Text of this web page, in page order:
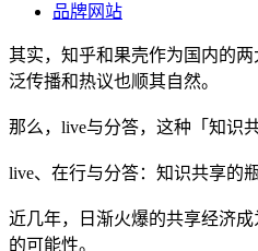
品牌网站
其实，知乎和果壳作为国内的
泛传播和热议也顺其自然。
那么，live与分答，这种「知识
live、在行与分答：知识共享的
近几年，日渐火爆的共享经济
的可能性。